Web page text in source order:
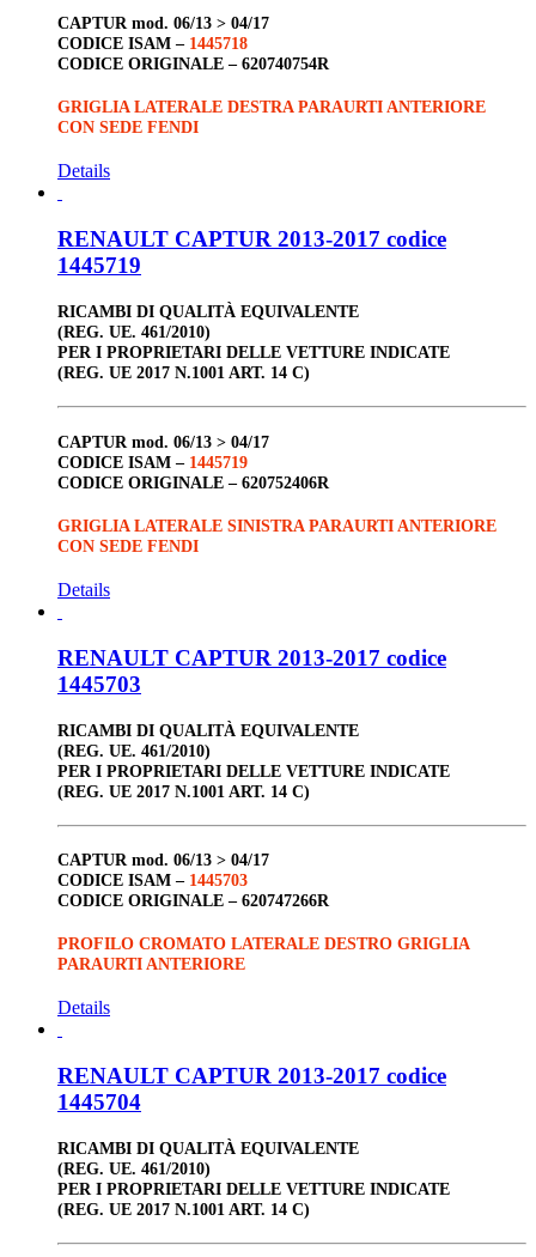
CAPTUR mod. 06/13 > 04/17
CODICE ISAM – 1445718
CODICE ORIGINALE – 620740754R
GRIGLIA LATERALE DESTRA PARAURTI ANTERIORE
CON SEDE FENDI
Details
RENAULT CAPTUR 2013-2017 codice
1445719
RICAMBI DI QUALITÀ EQUIVALENTE
(REG. UE. 461/2010)
PER I PROPRIETARI DELLE VETTURE INDICATE
(REG. UE 2017 N.1001 ART. 14 C)
CAPTUR mod. 06/13 > 04/17
CODICE ISAM – 1445719
CODICE ORIGINALE – 620752406R
GRIGLIA LATERALE SINISTRA PARAURTI ANTERIORE
CON SEDE FENDI
Details
RENAULT CAPTUR 2013-2017 codice
1445703
RICAMBI DI QUALITÀ EQUIVALENTE
(REG. UE. 461/2010)
PER I PROPRIETARI DELLE VETTURE INDICATE
(REG. UE 2017 N.1001 ART. 14 C)
CAPTUR mod. 06/13 > 04/17
CODICE ISAM – 1445703
CODICE ORIGINALE – 620747266R
PROFILO CROMATO LATERALE DESTRO GRIGLIA
PARAURTI ANTERIORE
Details
RENAULT CAPTUR 2013-2017 codice
1445704
RICAMBI DI QUALITÀ EQUIVALENTE
(REG. UE. 461/2010)
PER I PROPRIETARI DELLE VETTURE INDICATE
(REG. UE 2017 N.1001 ART. 14 C)